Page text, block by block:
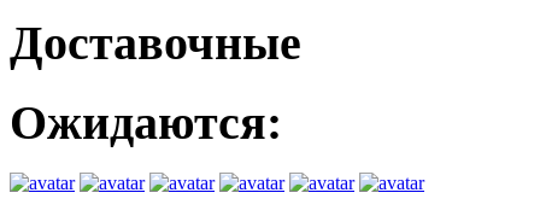
Доставочные
Ожидаются: